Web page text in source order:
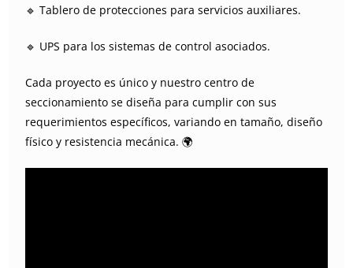
🔹 Tablero de protecciones para servicios auxiliares.
🔹 UPS para los sistemas de control asociados.
Cada proyecto es único y nuestro centro de
seccionamiento se diseña para cumplir con sus
requerimientos específicos, variando en tamaño, diseño
físico y resistencia mecánica. 🌍